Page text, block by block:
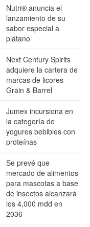
Nutri® anuncia el
lanzamiento de su
sabor especial a
plátano
Next Century Spirits
adquiere la cartera de
marcas de licores
Grain & Barrel
Jumex incursiona en
la categoría de
yogures bebibles con
proteínas
Se prevé que
mercado de alimentos
para mascotas a base
de insectos alcanzará
los 4,000 mdd en
2036